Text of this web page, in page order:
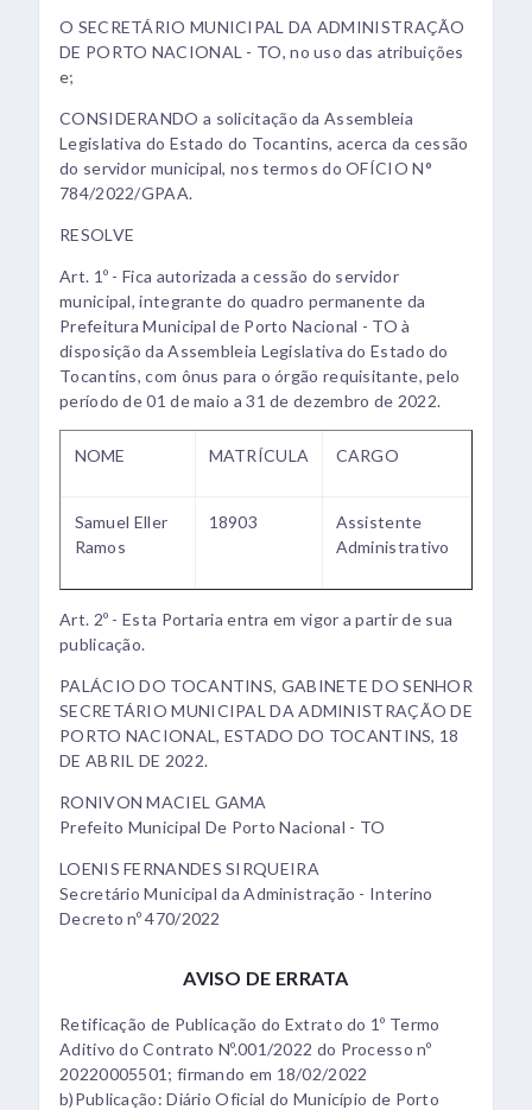
O SECRETÁRIO MUNICIPAL DA ADMINISTRAÇÃO
DE PORTO NACIONAL - TO, no uso das atribuições
e;
CONSIDERANDO a solicitação da Assembleia
Legislativa do Estado do Tocantins, acerca da cessão
do servidor municipal, nos termos do OFÍCIO N°
784/2022/GPAA.
RESOLVE
Art. 1º - Fica autorizada a cessão do servidor
municipal, integrante do quadro permanente da
Prefeitura Municipal de Porto Nacional - TO à
disposição da Assembleia Legislativa do Estado do
Tocantins, com ônus para o órgão requisitante, pelo
período de 01 de maio a 31 de dezembro de 2022.
NOME MATRÍCULA CARGO
Samuel Eller
Ramos
18903
Assistente
Administrativo
Art. 2º - Esta Portaria entra em vigor a partir de sua
publicação.
PALÁCIO DO TOCANTINS, GABINETE DO SENHOR
SECRETÁRIO MUNICIPAL DA ADMINISTRAÇÃO DE
PORTO NACIONAL, ESTADO DO TOCANTINS, 18
DE ABRIL DE 2022.
RONIVON MACIEL GAMA
Prefeito Municipal De Porto Nacional - TO
LOENIS FERNANDES SIRQUEIRA
Secretário Municipal da Administração - Interino
Decreto nº 470/2022
AVISO DE ERRATA
Retificação de Publicação do Extrato do 1º Termo
Aditivo do Contrato Nº.001/2022 do Processo nº
20220005501; firmando em 18/02/2022
b)Publicação: Diário Oficial do Município de Porto